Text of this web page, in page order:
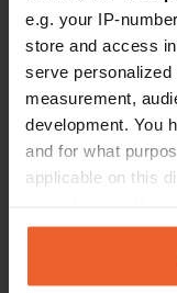
e.g. your IP-
store and access
serve personalized
measurement,
development. You
and for what
applicable on this
any time from the
the Privacy trigger
Contact
56370,